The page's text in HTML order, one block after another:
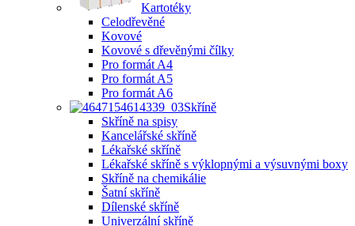
Kartotéky
Celodřevěné
Kovové
Kovové s dřevěnými čílky
Pro formát A4
Pro formát A5
Pro formát A6
Skříně
Skříně na spisy
Kancelářské skříně
Lékařské skříně
Lékařské skříně s výklopnými a výsuvnými boxy
Skříně na chemikálie
Šatní skříně
Dílenské skříně
Univerzální skříně